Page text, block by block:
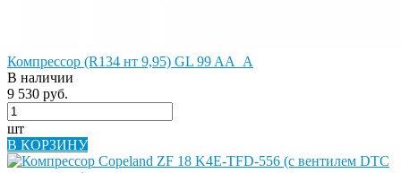
Компрессор (R134 нт 9,95) GL 99 AA_A
В наличии
9 530 руб.
шт
В КОРЗИНУ